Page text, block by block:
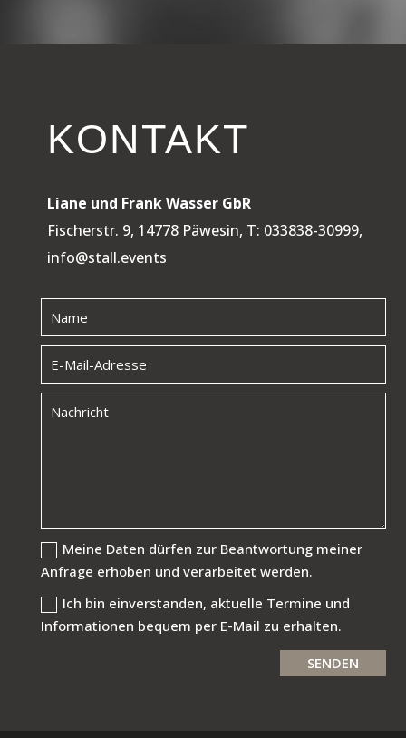
KONTAKT
Liane und Frank Wasser GbR
Fischerstr. 9, 14778 Päwesin, T: 033838-30999,
info@stall.events
Meine Daten dürfen zur Beantwortung meiner
Anfrage erhoben und verarbeitet werden.
Ich bin einverstanden, aktuelle Termine und
Informationen bequem per E-Mail zu erhalten.
SENDEN